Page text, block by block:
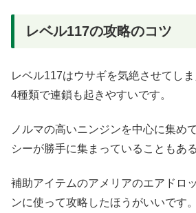
レベル117の攻略のコツ
レベル117はウサギを気絶させてし
4種類で連鎖も起きやすいです。
ノルマの高いニンジンを中心に集め
シーが勝手に集まっていることもあ
補助アイテムのアメリアのエアドロ
ンに使って攻略したほうがいいです。